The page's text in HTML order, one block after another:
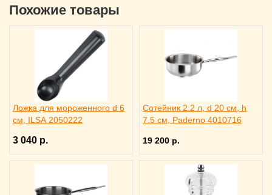
Похожие товары
Ложка для мороженного d 6
см, ILSA 2050222
3 040 р.
Сотейник 2.2 л, d 20 см, h
7.5 см, Paderno 4010716
19 200 р.